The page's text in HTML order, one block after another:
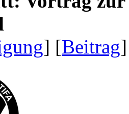
] [Beitrag